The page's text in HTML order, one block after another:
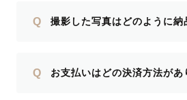
Q 撮影した写真はどのように納
Q お支払いはどの決済方法があ